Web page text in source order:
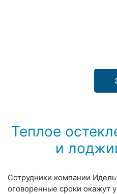
Теплое
и
Сотрудники компании
оговоренные сроки окажут